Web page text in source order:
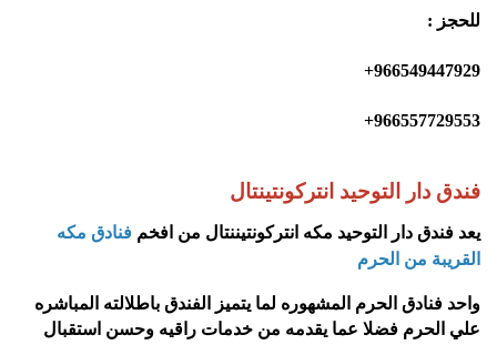
للحجز :
966549447929+
966557729553+
فندق دار التوحيد انتركونتينتال
يعد فندق دار التوحيد مكه انتركونتيننتال من افخم فنادق مكه
القريبة من الحرم
واحد فنادق الحرم المشهوره لما يتميز الفندق باطلالته المباشره
علي الحرم فضلا عما يقدمه من خدمات راقيه وحسن استقبال